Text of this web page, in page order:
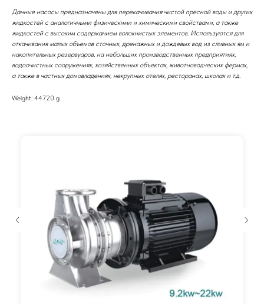
Данные насосы предназначены для перекачивания чистой пресной воды и других
жидкостей с аналогичными физическими и химическими свойствами, а также
жидкостей с высоким содержанием волокнистых элементов. Используются для
откачивания малых объемов сточных, дренажных и дождевых вод из сливных ям и
накопительных резервуаров, на небольших производственных предприятиях,
водоочистных сооружениях, хозяйственных объектах, животноводческих фермах,
а также в частных домовладениях, некрупных отелях, ресторанах, школах и т.д.
Weight: 44720 g